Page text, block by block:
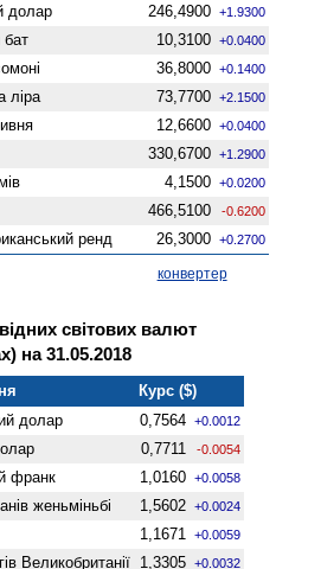
долар 246,4900 +1.9300
бат 10,3100 +0.0400
36,8000 +0.1400
ліра 73,7700 +2.1500
12,6600 +0.0400
330,6700 +1.2900
4,1500 +0.0200
466,5100 -0.6200
ренд 26,3000 +0.2700
конвертер
світових валют
на 31.05.2018
Курс ($)
долар 0,7564 +0.0012
0,7711 -0.0054
франк 1,0160 +0.0058
женьмiньбi 1,5602 +0.0024
1,1671 +0.0059
Велико­британії 1,3305 +0.0032